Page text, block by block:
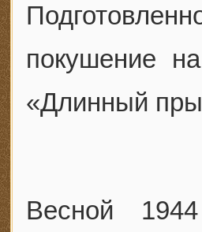
покушение
«Длинный
Весной